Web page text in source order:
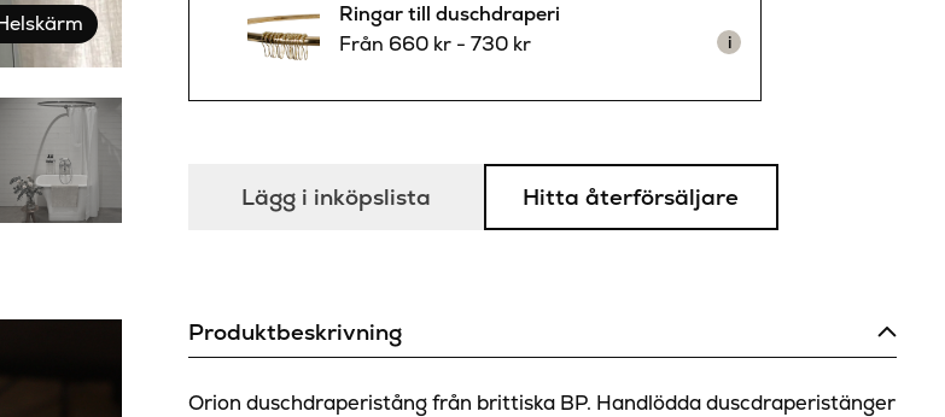
Ringar till duschdraperi
Från 660 kr -730 kr i
Lägg i inköpslista Hitta återförsäljare
Produktbeskrivning
Orion duschdraperistång från brittiska BP. Handlödda duscdraperistänger